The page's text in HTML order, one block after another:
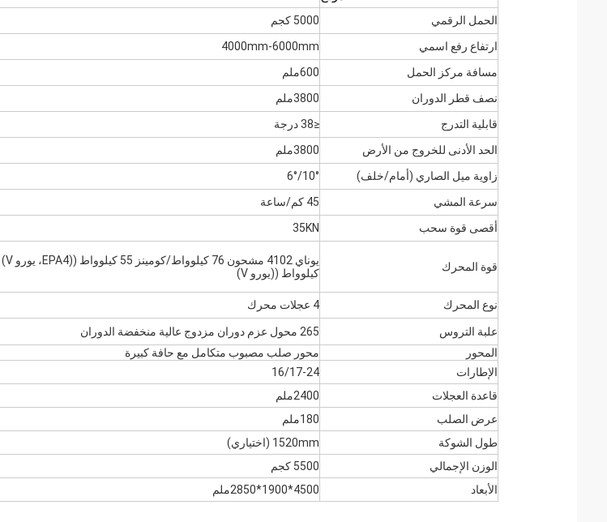
الحمل الرقمي
5000 كجم
ارتفاع رفع اسمي
4000mm-6000mm
مسافة مركز الحمل
600ملم
نصف قطر الدوران
3800ملم
قابلية التدرج
≤38 درجة
الحد الأدنى للخروج من الأرض
3800ملم
زاوية ميل الصاري (أمام/خلف)
10°/6°
سرعة المشي
45 كم/ساعة
أقصى قوة سحب
35KN
قوة المحرك
كيلوواط ((يورو V)
نوع المحرك 4 عجلات محرك
علبة التروس
265 محول عزم دوران مزدوج عالية منخفضة الدوران
المحور
محور صلب مصبوب متكامل مع حافة كبيرة
الإطارات
16/17-24
قاعدة العجلات
2400ملم
عرض الصلب
180ملم
طول الشوكة
1520mm (اختياري)
الوزن الإجمالي
5500 كجم
الأبعاد
4500*1900*2850ملم